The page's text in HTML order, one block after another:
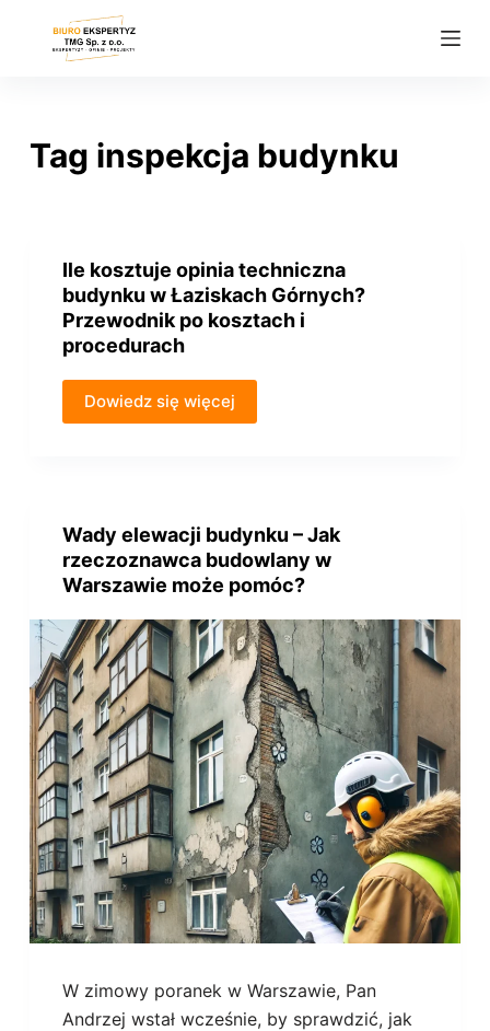
Tag inspekcja budynku
Ile kosztuje opinia techniczna
budynku w Łaziskach Górnych?
Przewodnik po kosztach i
procedurach
Dowiedz się więcej
Wady elewacji budynku – Jak
rzeczoznawca budowlany w
Warszawie może pomóc?
W zimowy poranek w Warszawie, Pan
Andrzej wstał wcześnie, by sprawdzić, jak